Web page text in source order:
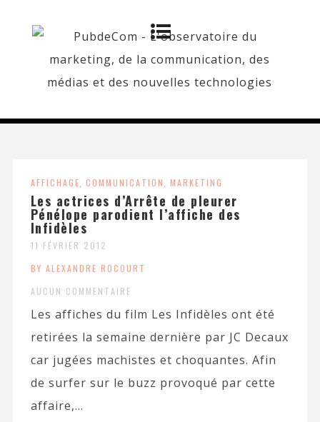
AFFICHAGE, COMMUNICATION, MARKETING
Les actrices d’Arrête de pleurer
Pénélope parodient l’affiche des
Infidèles
11 FÉVRIER 2012
BY ALEXANDRE ROCOURT
AUCUN COMMENTAIRE
Les affiches du film Les Infidèles ont été
retirées la semaine dernière par JC Decaux
car jugées machistes et choquantes. Afin
de surfer sur le buzz provoqué par cette
affaire,...